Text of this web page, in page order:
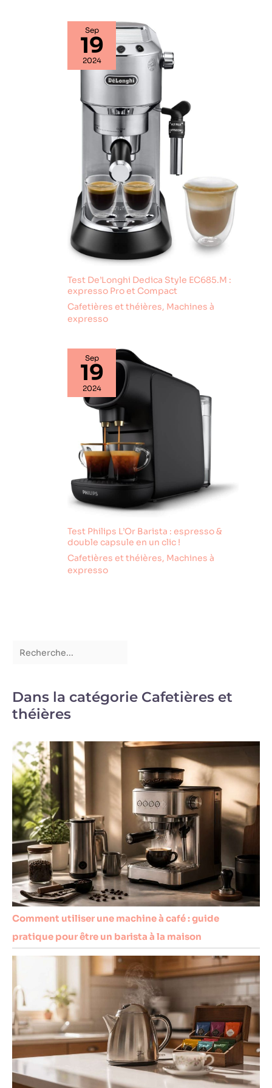
en énergie : Avec 1 450
W de puissance, pieds
antidérapants pour une
stabilité maximale, et
arrêt automatique après
15 minutes. Structure
pensée pour les
cuisines de petite à
usage quotidien
modéré
Sep
19
2024
Test De’Longhi Dedica Style EC685.M :
expresso Pro et Compact
Cafetières et théières, Machines à
expresso
Sep
19
2024
Test Philips L’Or Barista : espresso &
double capsule en un clic !
Cafetières et théières, Machines à
expresso
Dans la catégorie Cafetières et
théières
Comment utiliser une machine à café : guide
pratique pour être un barista à la maison